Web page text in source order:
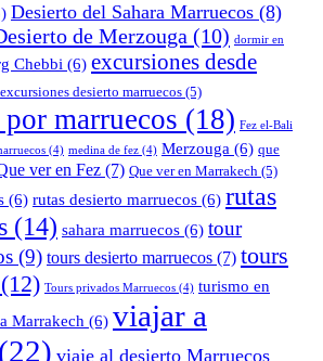
Desierto del Sahara Marruecos (8)
de Merzouga (10) dormir en
Chebbi (6) excursiones desde
excursiones desierto marruecos (5)
marruecos (18) Fez el-Bali
(4) medina de fez (4) Merzouga (6) que
ver en Fez (7) Que ver en Marrakech (5)
(6) rutas desierto marruecos (6) rutas
(14) sahara marruecos (6) tour
(9) tours desierto marruecos (7) tours
(12) Tours privados Marruecos (4) turismo en
Marrakech (6) viajar a
(22) viaje al desierto Marruecos